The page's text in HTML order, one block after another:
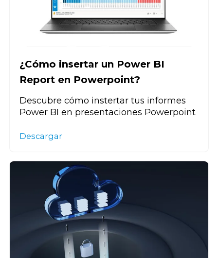
¿Cómo insertar un Power BI
Report en Powerpoint?
Descubre cómo instertar tus informes
Power BI en presentaciones Powerpoint
Descargar